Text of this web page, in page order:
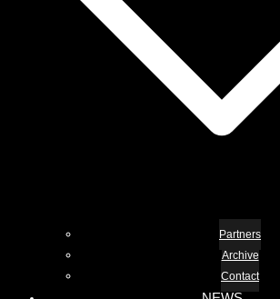
Partners
Archive
Contact